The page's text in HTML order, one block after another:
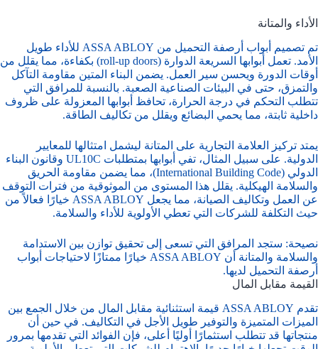
الأداء والمتانة
تم تصميم أبواب أرصفة التحميل من ASSA ABLOY للأداء طويل
الأمد. تعمل أبوابها السريعة الدوارة (roll-up doors) بكفاءة، مما يقلل من
أوقات الدورة ويحسن سير العمل. يضمن البناء المتين مقاومة التآكل
والتمزق، حتى في البيئات الصناعية الصعبة. بالنسبة للمرافق التي
تتطلب التحكم في درجة الحرارة، تحافظ أبوابها المعزولة على ظروف
داخلية ثابتة، مما يحمي البضائع ويقلل من تكاليف الطاقة.
يمتد تركيز العلامة التجارية على المتانة ليشمل امتثالها للمعايير
الدولية. على سبيل المثال، تفي أبوابها بمتطلبات UL10C وقانون البناء
الدولي (International Building Code)، مما يضمن مقاومة الحريق
والسلامة الهيكلية. يقلل هذا المستوى من الموثوقية من فترات التوقف
عن العمل وتكاليف الصيانة، مما يجعل ASSA ABLOY خيارًا فعالاً من
حيث التكلفة للشركات التي تعطي الأولوية للأداء والسلامة.
نصيحة: ستجد المرافق التي تسعى إلى تحقيق توازن بين الاستدامة
والسلامة والمتانة أن ASSA ABLOY خيارًا ممتازًا لاحتياجات أبواب
أرصفة التحميل لديها.
القيمة مقابل المال
تقدم ASSA ABLOY قيمة استثنائية مقابل المال من خلال الجمع بين
الميزات المتميزة والتوفير طويل الأجل في التكاليف. في حين أن
منتجاتها قد تتطلب استثمارًا أوليًا أعلى، فإن الفوائد التي تقدمها بمرور